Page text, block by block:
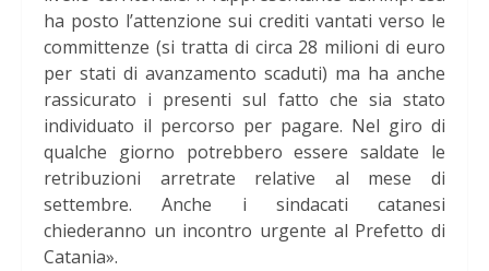
ha posto l’attenzione sui crediti vantati verso le
committenze (si tratta di circa 28 milioni di euro
per stati di avanzamento scaduti) ma ha anche
rassicurato i presenti sul fatto che sia stato
individuato il percorso per pagare. Nel giro di
qualche giorno potrebbero essere saldate le
retribuzioni arretrate relative al mese di
settembre. Anche i sindacati catanesi
chiederanno un incontro urgente al Prefetto di
Catania».